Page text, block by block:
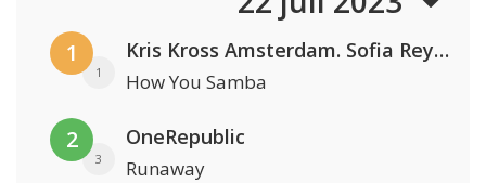
1
1
Kris Kross Amsterdam. Sofia Reyes & Tinie Tempah
How You Samba
2
3
OneRepublic
Runaway